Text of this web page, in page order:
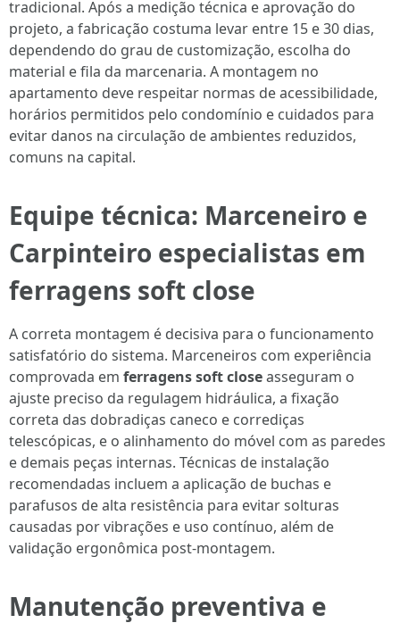
tradicional. Após a medição técnica e aprovação do
projeto, a fabricação costuma levar entre 15 e 30 dias,
dependendo do grau de customização, escolha do
material e fila da marcenaria. A montagem no
apartamento deve respeitar normas de acessibilidade,
horários permitidos pelo condomínio e cuidados para
evitar danos na circulação de ambientes reduzidos,
comuns na capital.
Equipe técnica: Marceneiro e
Carpinteiro especialistas em
ferragens soft close
A correta montagem é decisiva para o funcionamento
satisfatório do sistema. Marceneiros com experiência
comprovada em ferragens soft closeasseguram o
ajuste preciso da regulagem hidráulica, a fixação
correta das dobradiças caneco e corrediças
telescópicas, e o alinhamento do móvel com as paredes
e demais peças internas. Técnicas de instalação
recomendadas incluem a aplicação de buchas e
parafusos de alta resistência para evitar solturas
causadas por vibrações e uso contínuo, além de
validação ergonômica post-montagem.
Manutenção preventiva e